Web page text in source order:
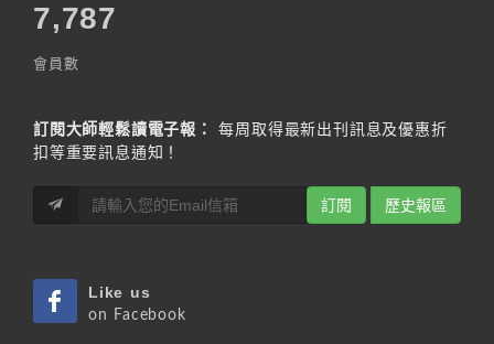
7,787
會員數
訂閱大師輕鬆讀電子報：
每周取得最新出刊訊息及優惠折
扣等重要訊息通知！
訂閱 歷史報區
Like us
on Facebook